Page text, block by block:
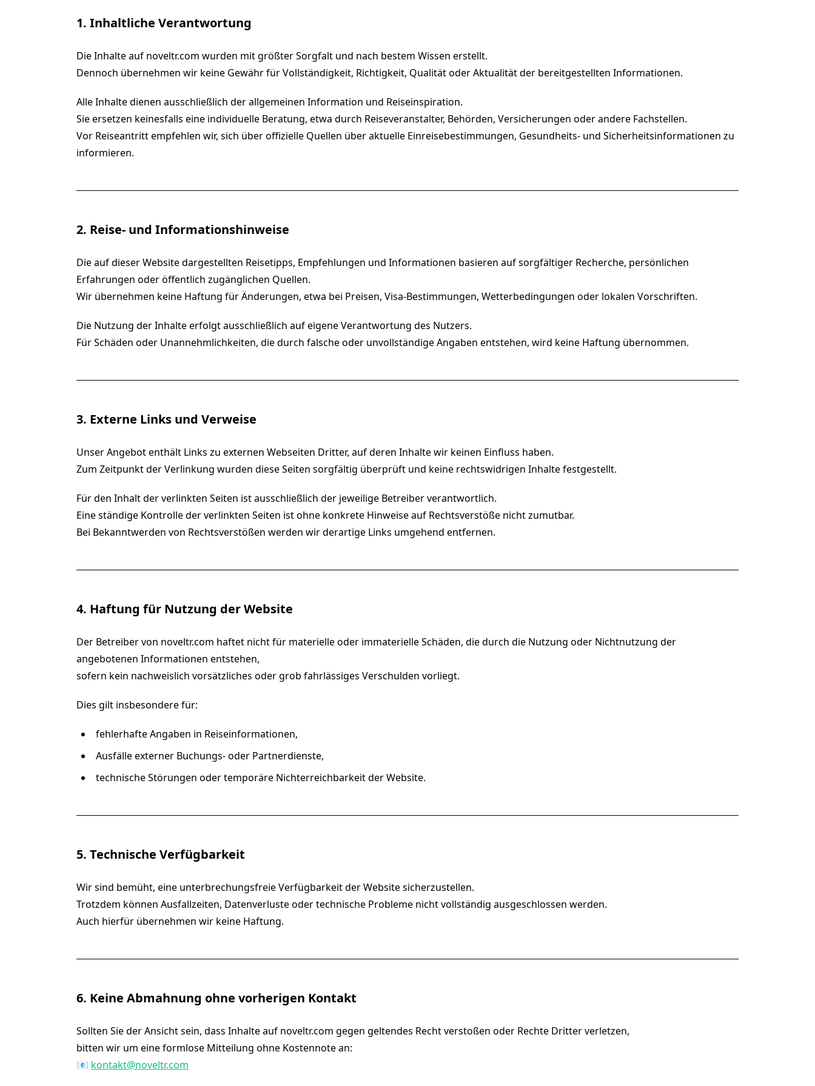
1. Inhaltliche Verantwortung
Die Inhalte auf noveltr.com wurden mit größter Sorgfalt und nach bestem Wissen erstellt.
Dennoch übernehmen wir keine Gewähr für Vollständigkeit, Richtigkeit, Qualität oder Aktualität der bereitgestellten Informationen.
Alle Inhalte dienen ausschließlich der allgemeinen Information und Reiseinspiration.
Sie ersetzen keinesfalls eine individuelle Beratung, etwa durch Reiseveranstalter, Behörden, Versicherungen oder andere Fachstellen.
Vor Reiseantritt empfehlen wir, sich über offizielle Quellen über aktuelle Einreisebestimmungen, Gesundheits- und Sicherheitsinformationen zu
informieren.
2. Reise- und Informationshinweise
Die auf dieser Website dargestellten Reisetipps, Empfehlungen und Informationen basieren auf sorgfältiger Recherche, persönlichen
Erfahrungen oder öffentlich zugänglichen Quellen.
Wir übernehmen keine Haftung für Änderungen, etwa bei Preisen, Visa-Bestimmungen, Wetterbedingungen oder lokalen Vorschriften.
Die Nutzung der Inhalte erfolgt ausschließlich auf eigene Verantwortung des Nutzers.
Für Schäden oder Unannehmlichkeiten, die durch falsche oder unvollständige Angaben entstehen, wird keine Haftung übernommen.
3. Externe Links und Verweise
Unser Angebot enthält Links zu externen Webseiten Dritter, auf deren Inhalte wir keinen Einfluss haben.
Zum Zeitpunkt der Verlinkung wurden diese Seiten sorgfältig überprüft und keine rechtswidrigen Inhalte festgestellt.
Für den Inhalt der verlinkten Seiten ist ausschließlich der jeweilige Betreiber verantwortlich.
Eine ständige Kontrolle der verlinkten Seiten ist ohne konkrete Hinweise auf Rechtsverstöße nicht zumutbar.
Bei Bekanntwerden von Rechtsverstößen werden wir derartige Links umgehend entfernen.
4. Haftung für Nutzung der Website
Der Betreiber von noveltr.com haftet nicht für materielle oder immaterielle Schäden, die durch die Nutzung oder Nichtnutzung der
angebotenen Informationen entstehen,
sofern kein nachweislich vorsätzliches oder grob fahrlässiges Verschulden vorliegt.
Dies gilt insbesondere für:
fehlerhafte Angaben in Reiseinformationen,
Ausfälle externer Buchungs- oder Partnerdienste,
technische Störungen oder temporäre Nichterreichbarkeit der Website.
5. Technische Verfügbarkeit
Wir sind bemüht, eine unterbrechungsfreie Verfügbarkeit der Website sicherzustellen.
Trotzdem können Ausfallzeiten, Datenverluste oder technische Probleme nicht vollständig ausgeschlossen werden.
Auch hierfür übernehmen wir keine Haftung.
6. Keine Abmahnung ohne vorherigen Kontakt
Sollten Sie der Ansicht sein, dass Inhalte auf noveltr.com gegen geltendes Recht verstoßen oder Rechte Dritter verletzen,
bitten wir um eine formlose Mitteilung ohne Kostennote an:
📧 kontakt@noveltr.com